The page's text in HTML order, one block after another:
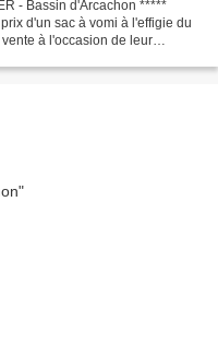
- Bassin d'Arcachon *****
d'un sac à vomi à l'effigie du
à l'occasion de leur